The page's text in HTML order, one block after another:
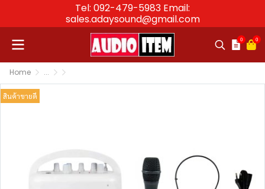
Tel: 092-479-5983 Email:
sales.adaysound@gmail.com
0 0
Home ... ลำโพงพกพา ลำโพงล้อลาก ลำโพงพร้อมไมค์พกพา Portable
สินค้าขายดี